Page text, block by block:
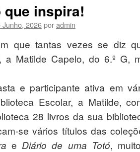
que inspira!
Junho, 2026poradmin
que tantas vezes se diz
a Matilde Capelo, do 6.º G,
e participante ativa em
Escolar, a Matilde,
28 livros da sua
se vários títulos das
e Diário de uma Totó,